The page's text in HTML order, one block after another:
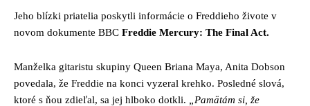
Jeho blízki priatelia poskytli informácie o Freddieho živote v
novom dokumente BBC Freddie Mercury: The Final Act.
Manželka gitaristu skupiny Queen Briana Maya, Anita Dobson
povedala, že Freddie na konci vyzeral krehko. Posledné slová,
ktoré s ňou zdieľal, sa jej hlboko dotkli. „Pamätám si, že